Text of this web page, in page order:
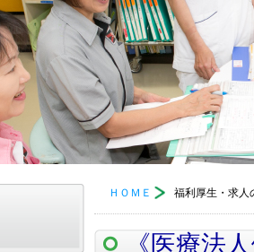
ＨＯＭＥ 福利厚生・求人
《医療法